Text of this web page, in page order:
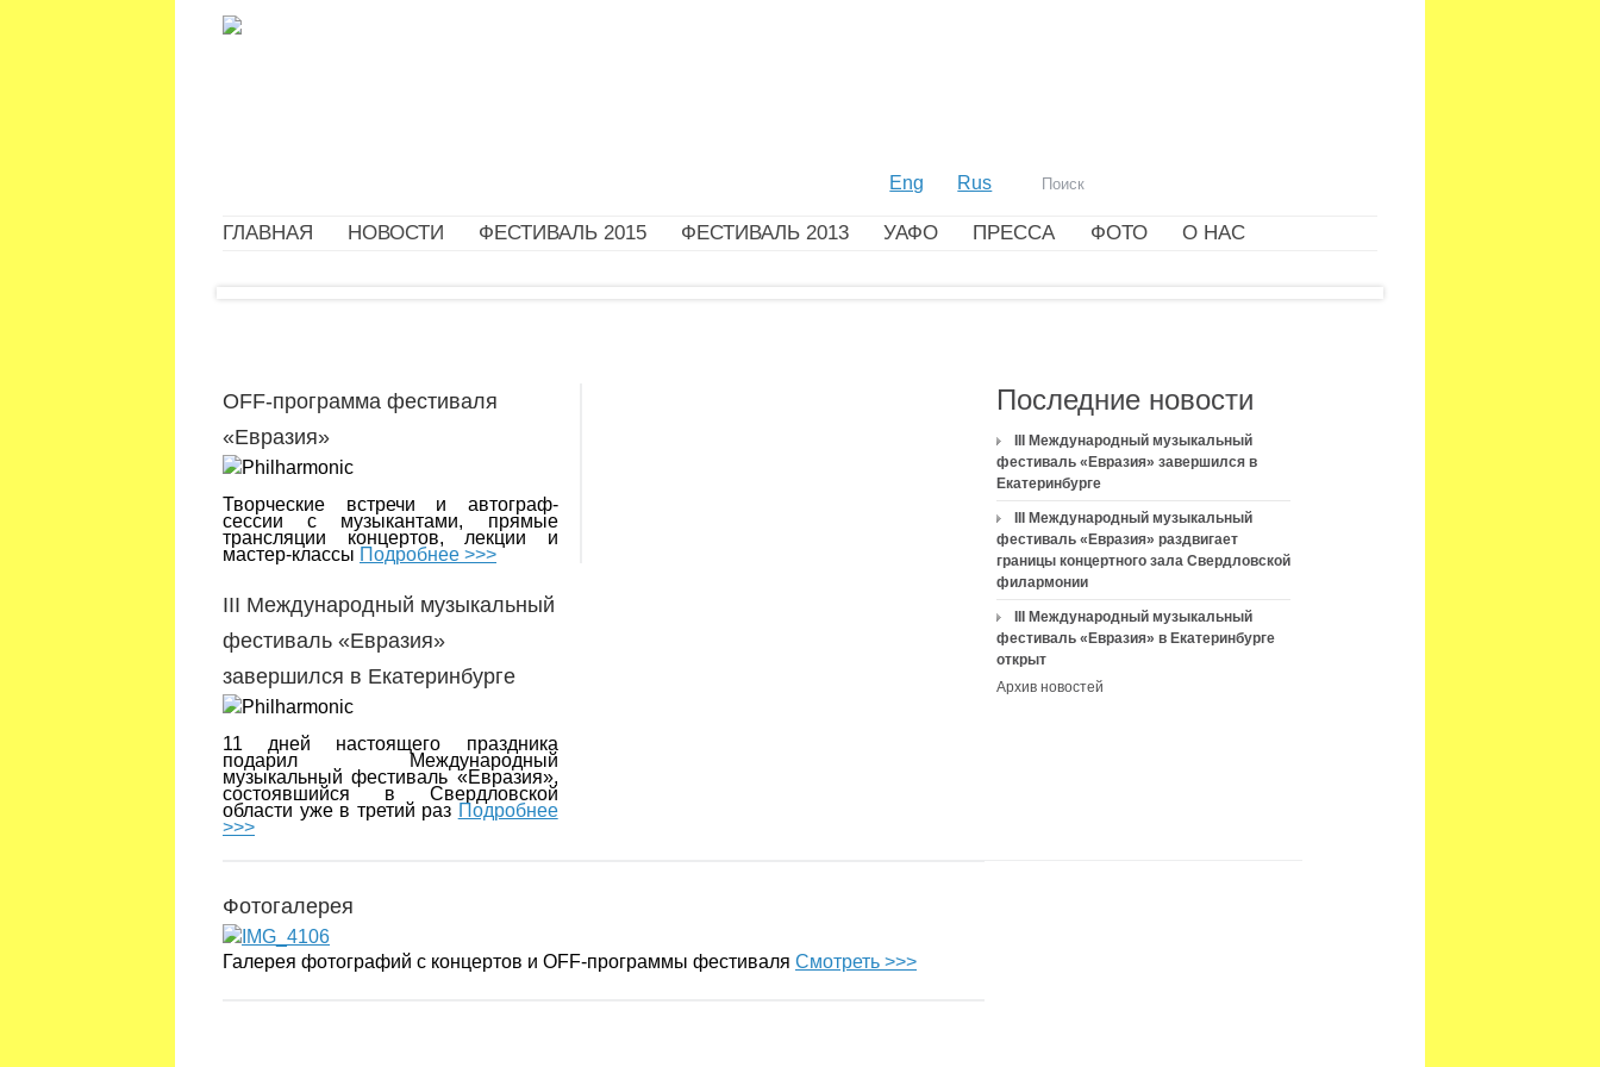
Eng Rus
ГЛАВНАЯ НОВОСТИ ФЕСТИВАЛЬ 2015 ФЕСТИВАЛЬ 2013 УАФО ПРЕССА ФОТО О НАС
OFF-программа фестиваля
«Евразия»
Творческие встречи и автограф-
сессии с музыкантами, прямые
трансляции концертов, лекции и
мастер-классы Подробнее >>>
III Международный музыкальный
фестиваль «Евразия»
завершился в Екатеринбурге
11 дней настоящего праздника
подарил Международный
музыкальный фестиваль «Евразия»,
состоявшийся в Свердловской
области уже в третий раз Подробнее
>>>
Фотогалерея
Галерея фотографий с концертов и OFF-программы фестиваля Смотреть >>>
Последние новости
III Международный музыкальный
фестиваль «Евразия» завершился в
Екатеринбурге
III Международный музыкальный
фестиваль «Евразия» раздвигает
границы концертного зала Свердловской
филармонии
III Международный музыкальный
фестиваль «Евразия» в Екатеринбурге
открыт
Архив новостей